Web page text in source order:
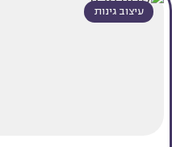
עיצוב גינות